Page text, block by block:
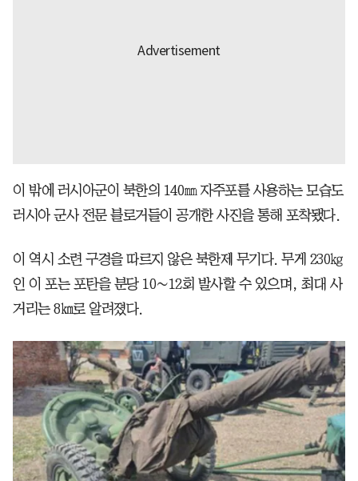
이 밖에 러시아군이 북한의 140㎜ 자주포를 사용하는 모습도
러시아 군사 전문 블로거들이 공개한 사진을 통해 포착됐다.
이 역시 소련 구경을 따르지 않은 북한제 무기다. 무게 230㎏
인 이 포는 포탄을 분당 10∼12회 발사할 수 있으며, 최대 사
거리는 8㎞로 알려졌다.